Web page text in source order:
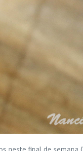
final de semana